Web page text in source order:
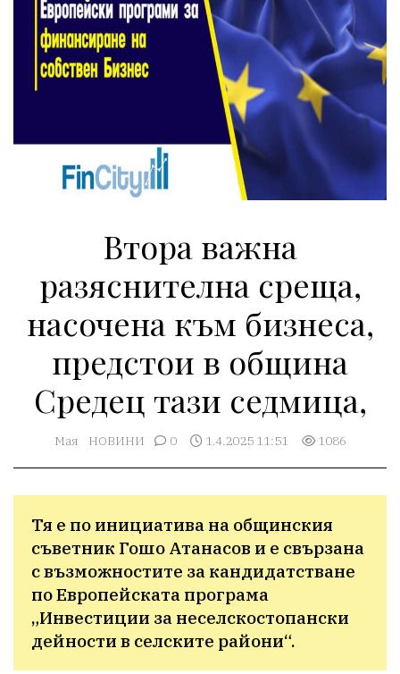
Втора важна
разяснителна среща,
насочена към бизнеса,
предстои в община
Средец тази седмица,
Мая НОВИНИ 0 1.4.2025 11:51 1086
Тя е по инициатива на общинския
съветник Гошо Атанасов и е свързана
с възможностите за кандидатстване
по Европейската програма
„Инвестиции за неселскостопански
дейности в селските райони“.